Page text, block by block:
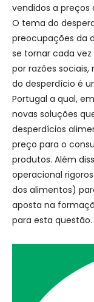
vendidos a preços
O tema do
preocupações da
se tornar cada
por razões
do desperdício é
Portugal a qual,
novas soluções
desperdícios
preço para o
produtos. Além
operacional
dos alimentos)
aposta na
para esta questão.